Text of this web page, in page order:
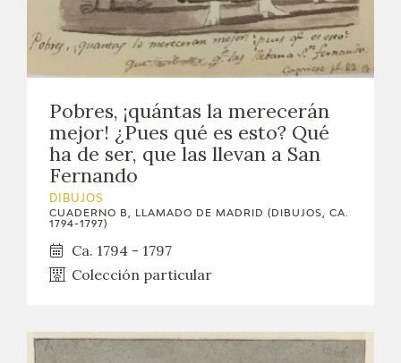
BIOGRAFÍA
CRONOLOGÍA
EL VIAJE DE GOYA
GOYA EN EL MUNDO
GOYA EN ARAGÓN
EDICIONES
Pobres, ¡quántas la merecerán
mejor! ¿Pues qué es esto? Qué
ha de ser, que las llevan a San
Fernando
DIBUJOS
CUADERNO B, LLAMADO DE MADRID (DIBUJOS, CA.
1794-1797)
Ca. 1794 - 1797
Colección particular